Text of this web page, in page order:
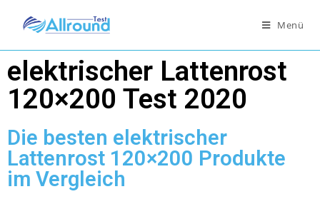
Menü
elektrischer Lattenrost
120×200 Test 2020
Die besten elektrischer
Lattenrost 120×200 Produkte
im Vergleich